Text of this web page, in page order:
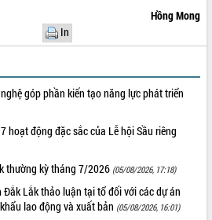
2030,
các
cơ
Hồng Mong
In
góp phần kiến tạo năng lực phát triển
hoạt động đặc sắc của Lễ hội Sầu riêng
thường kỳ tháng 7/2026 (05/08/2026, 17:18)
Lắk thảo luận tại tổ đối với các dự án
lao động và xuất bản (05/08/2026, 16:01)